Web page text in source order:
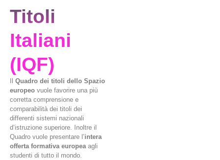
Titoli
Italiani
(IQF)
Quadro dei titoli dello Spazio
europeo vuole favorire una più
corretta comprensione e
comparabilità dei titoli dei
differenti sistemi nazionali
d’istruzione superiore. Inoltre il
Quadro vuole presentare l’intera
offerta formativa europeaagli
studenti di tutto il mondo.